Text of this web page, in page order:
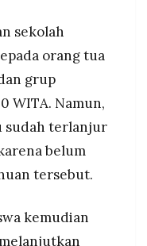
sekolah
orang tua
grup
WITA. Namun,
sudah terlanjur
belum
tersebut.
kemudian